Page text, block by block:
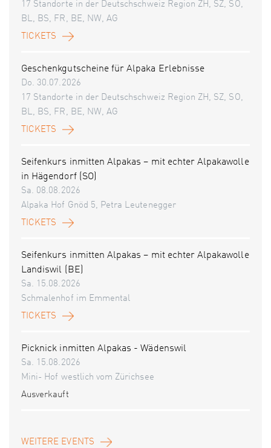
17 Standorte in der Deutschschweiz Region ZH, SZ, SO,
BL, BS, FR, BE, NW, AG
TICKETS
Geschenkgutscheine für Alpaka Erlebnisse
Do. 30.07.2026
17 Standorte in der Deutschschweiz Region ZH, SZ, SO,
BL, BS, FR, BE, NW, AG
TICKETS
Seifenkurs inmitten Alpakas – mit echter Alpakawolle
in Hägendorf (SO)
Sa. 08.08.2026
Alpaka Hof Gnöd 5, Petra Leutenegger
TICKETS
Seifenkurs inmitten Alpakas – mit echter Alpakawolle
Landiswil (BE)
Sa. 15.08.2026
Schmalenhof im Emmental
TICKETS
Picknick inmitten Alpakas - Wädenswil
Sa. 15.08.2026
Mini- Hof westlich vom Zürichsee
Ausverkauft
WEITERE EVENTS